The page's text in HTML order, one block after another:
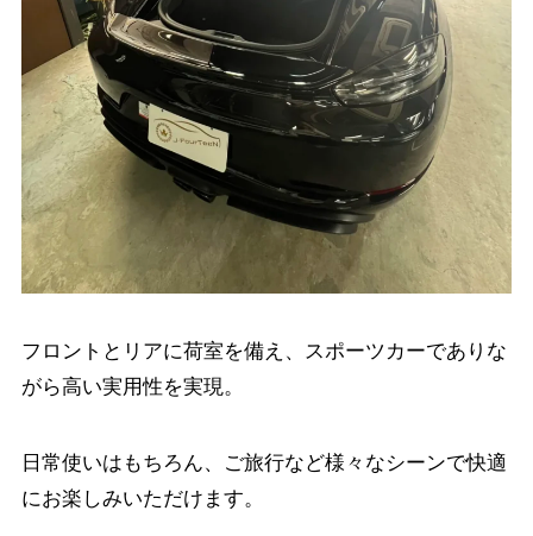
フロントとリアに荷室を備え、スポーツカーでありな
がら高い実用性を実現。
日常使いはもちろん、ご旅行など様々なシーンで快適
にお楽しみいただけます。